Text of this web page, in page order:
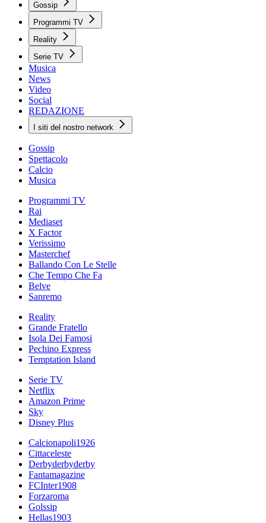
Gossip
Programmi TV
Reality
Serie TV
Musica
News
Video
Social
REDAZIONE
I siti del nostro network
Gossip
Spettacolo
Calcio
Musica
Programmi TV
Rai
Mediaset
X Factor
Verissimo
Masterchef
Ballando Con Le Stelle
Che Tempo Che Fa
Belve
Sanremo
Reality
Grande Fratello
Isola Dei Famosi
Pechino Express
Temptation Island
Serie TV
Netflix
Amazon Prime
Sky
Disney Plus
Calcionapoli1926
Cittaceleste
Derbyderbyderby
Fantamagazine
FCInter1908
Forzaroma
Golssip
Hellas1903